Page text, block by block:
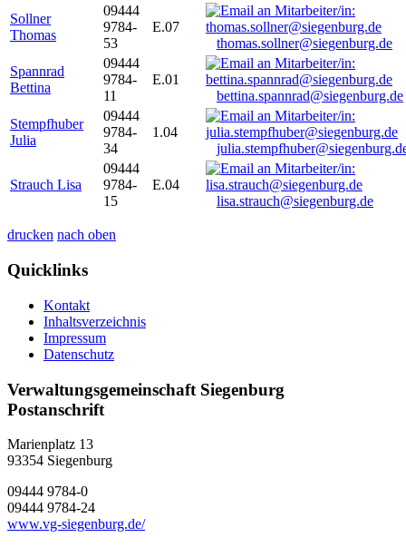
Sollner
Thomas
09444
9784-
53
E.07
thomas.sollner@siegenburg.de
Spannrad
Bettina
09444
9784-
11
E.01
bettina.spannrad@siegenburg.de
Stempfhuber
Julia
09444
9784-
34
1.04
Strauch Lisa
09444
9784-
15
E.04
lisa.strauch@siegenburg.de
drucken nach oben
Quicklinks
Kontakt
Inhaltsverzeichnis
Impressum
Datenschutz
Verwaltungsgemeinschaft Siegenburg
Postanschrift
Marienplatz 13
93354 Siegenburg
09444 9784-0
09444 9784-24
www.vg-siegenburg.de/